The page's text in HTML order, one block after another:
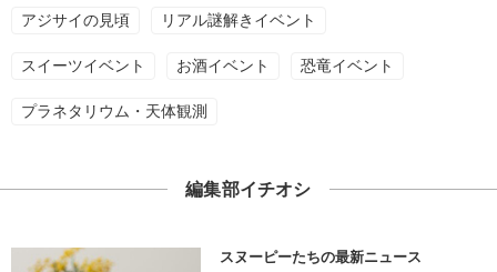
アジサイの見頃 リアル謎解きイベント
スイーツイベント お酒イベント 恐竜イベント
プラネタリウム・天体観測
編集部イチオシ
スヌーピーたちの最新ニュース